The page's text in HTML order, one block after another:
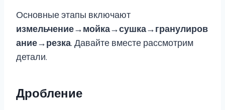
Основные этапы включают
измельчение→мойка→сушка→гранулиров
ание→резка. Давайте вместе рассмотрим
детали.
Дробление